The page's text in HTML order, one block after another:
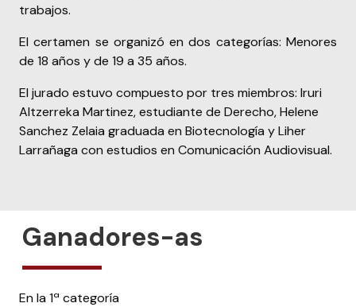
trabajos.
El certamen se organizó en dos categorías: Menores
de 18 años y de 19 a 35 años.
El jurado estuvo compuesto por tres miembros: Iruri
Altzerreka Martinez, estudiante de Derecho, Helene
Sanchez Zelaia graduada en Biotecnología y Liher
Larrañaga con estudios en Comunicación Audiovisual.
Ganadores-as
En la 1ª categoría